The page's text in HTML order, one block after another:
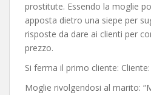
prostitute. Essendo la moglie
apposta dietro una siepe per
risposte da dare ai clienti per
prezzo.
Si ferma il primo cliente:
Moglie rivolgendosi al marito: